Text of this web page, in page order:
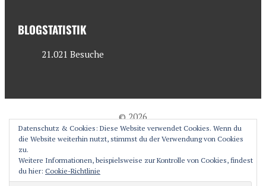
BLOGSTATISTIK
21.021 Besuche
© 2026
antjesoasis.com
Datenschutz & Cookies: Diese Website verwendet Cookies. Wenn du
die Website weiterhin nutzt, stimmst du der Verwendung von Cookies
zu.
Weitere Informationen, beispielsweise zur Kontrolle von Cookies, findest
du hier: Cookie-Richtlinie